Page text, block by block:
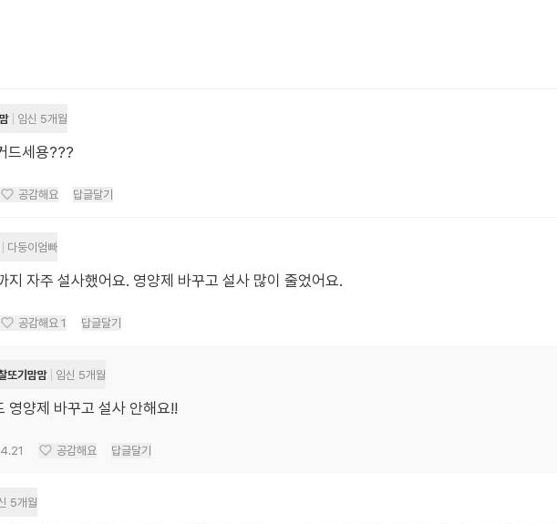
임신 5개월
드세용???
공감해요 답글달기
다둥이엄빠
지 자주 설사했어요. 영양제 바꾸고 설사 많이 줄었어요.
공감해요 1 답글달기
또기맘맘 임신 5개월
영양제 바꾸고 설사 안해요!!
공감해요 답글달기
5개월